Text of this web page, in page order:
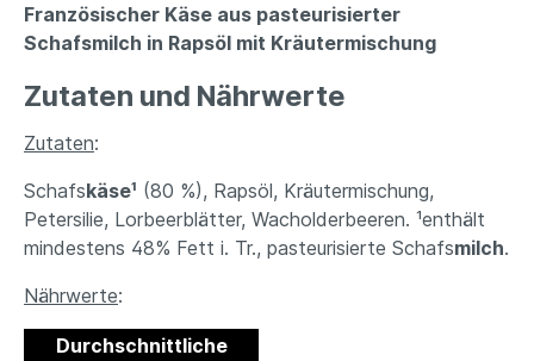
Französischer Käse aus pasteurisierter
Schafsmilch in Rapsöl mit Kräutermischung
Zutaten und Nährwerte
Zutaten:
Schafskäse¹ (80 %), Rapsöl, Kräutermischung,
Petersilie, Lorbeerblätter, Wacholderbeeren. ¹enthält
mindestens 48% Fett i. Tr., pasteurisierte Schafsmilch.
Nährwerte:
Durchschnittliche